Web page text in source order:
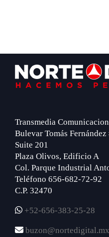
Footer
Transmedia
Bulevar Tomás Fernández
Suite 201
Plaza Olivos, Edificio A
Col. Parque Industrial
Teléfono 656-682-72-92
C.P. 32470
+52-656-383-25-28
buzon@nortedigital.mx